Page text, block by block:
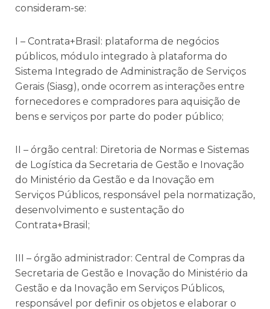
consideram-se:
I – Contrata+Brasil: plataforma de negócios
públicos, módulo integrado à plataforma do
Sistema Integrado de Administração de Serviços
Gerais (Siasg), onde ocorrem as interações entre
fornecedores e compradores para aquisição de
bens e serviços por parte do poder público;
II – órgão central: Diretoria de Normas e Sistemas
de Logística da Secretaria de Gestão e Inovação
do Ministério da Gestão e da Inovação em
Serviços Públicos, responsável pela normatização,
desenvolvimento e sustentação do
Contrata+Brasil;
III – órgão administrador: Central de Compras da
Secretaria de Gestão e Inovação do Ministério da
Gestão e da Inovação em Serviços Públicos,
responsável por definir os objetos e elaborar o